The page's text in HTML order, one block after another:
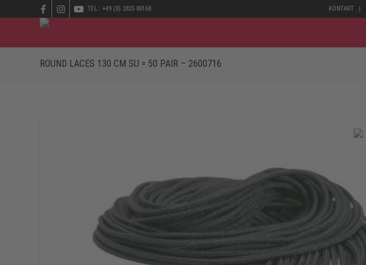
KONTAKT
TEL.: +49 (0) 2825 80168
ROUND LACES 130 CM SU = 50 PAIR – 2600716